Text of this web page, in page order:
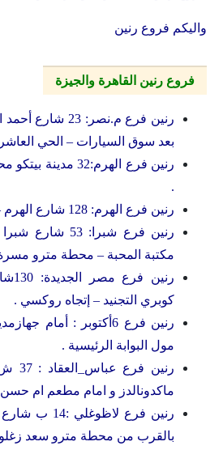
واليكم فروع رنين
فروع رنين القاهرة والجيزة
رنين فرع م.نصر:
بعد سوق السيارات – الحي
رنين فرع الهرم:32
.
رنين فرع الهرم: 128 شارع الهرم – محطة الكوم الاخضر.
رنين فرع شبرا:
مكتبة المحبة – محطة مترو
كوبري التجنيد – إتجاه روكسي .
مول البوابة الرئيسية .
ماكدونالدز و امام مطعم ام
رنين فرع
بالقرب من محطة مترو سعد